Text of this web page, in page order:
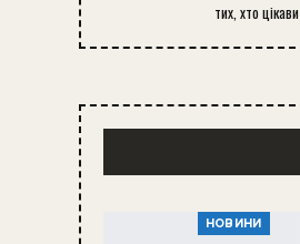
тих, хто
НОВИНИ